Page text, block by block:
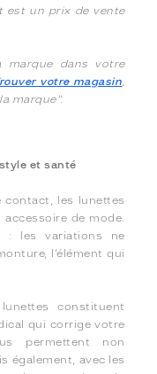
est un prix de vente
marque dans votre
votre magasin
marque".
et santé
contact, les lunettes
de mode.
: les variations ne
l’élément qui
constituent
qui corrige votre
permettent non
également, avec les